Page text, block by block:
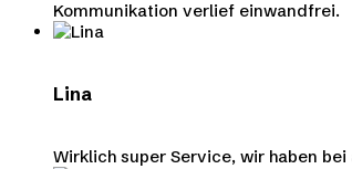
Kommunikation verlief einwandfrei.
Lina
Wirklich super Service, wir haben